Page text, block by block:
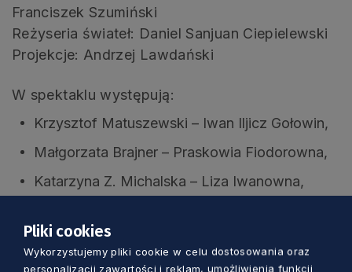
Franciszek Szumiński
Reżyseria świateł: Daniel Sanjuan Ciepielewski
Projekcje: Andrzej Lawdański
W spektaklu występują:
Krzysztof Matuszewski – Iwan Iljicz Gołowin,
Małgorzata Brajner – Praskowia Fiodorowna,
Katarzyna Z. Michalska – Liza Iwanowna,
Pietryszczew,
Robert Ciszewski – Gierasim.
Pliki cookies
Wykorzystujemy pliki cookie w celu dostosowania oraz
personalizacji zawartości i reklam, umożliwienia funkcji